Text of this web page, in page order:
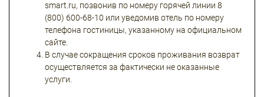
smart.ru, позвонив по номеру горячей линии 8
(800) 600-68-10 или уведомив отель по номеру
телефона гостиницы, указанному на официальном
сайте.
В случае сокращения сроков проживания возврат
осуществляется за фактически не оказанные
услуги.